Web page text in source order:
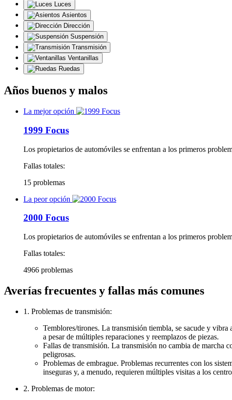
Luces
Asientos
Dirección
Suspensión
Transmisión
Ventanillas
Ruedas
Años buenos y malos
La mejor opción
1999 Focus
Los propietarios de automóviles se enfrentan a los primeros
Fallas totales:
15 problemas
La peor opción
2000 Focus
Los propietarios de automóviles se enfrentan a los primeros
Fallas totales:
4966 problemas
Averías frecuentes y fallas más comunes
1. Problemas de transmisión:
Temblores/tirones. La transmisión tiembla, se sacude y
a pesar de múltiples reparaciones y reemplazos de piezas.
Fallas de transmisión. La transmisión no cambia de marcha
peligrosas.
Problemas de embrague. Problemas recurrentes con los
inseguras y, a menudo, requieren múltiples visitas a los
2. Problemas de motor: